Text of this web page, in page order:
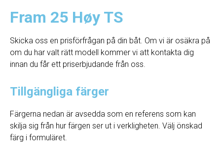
Fram 25 Høy TS
Skicka oss en prisförfrågan på din båt. Om vi ​​är osäkra på
om du har valt rätt modell kommer vi att kontakta dig
innan du får ett priserbjudande från oss.
Tillgängliga färger
Färgerna nedan är avsedda som en referens som kan
skilja sig från hur färgen ser ut i verkligheten. Välj önskad
färg i formuläret.